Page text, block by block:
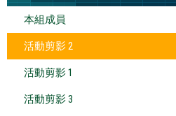
本組成員
活動剪影 2
活動剪影 1
活動剪影 3